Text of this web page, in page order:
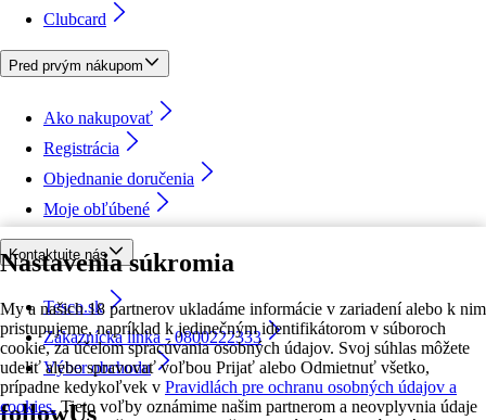
Nastavenia súkromia
My a našich 18 partnerov ukladáme informácie v zariadení alebo k nim
pristupujeme, napríklad k jedinečným identifikátorom v súboroch
cookie, za účelom spracúvania osobných údajov. Svoj súhlas môžete
udeliť alebo spravovať voľbou Prijať alebo Odmietnuť všetko,
prípadne kedykoľvek v Pravidlách pre ochranu osobných údajov a
cookies. Tieto voľby oznámime našim partnerom a neovplyvnia údaje
Clubcard
Pred prvým nákupom
Ako nakupovať
Registrácia
Objednanie doručenia
Moje obľúbené
Kontaktujte nás
Tesco.sk
Zákaznícka linka - 0800222333
Výber obchodu
followUs